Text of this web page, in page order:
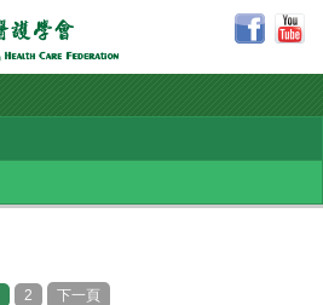
2 下一頁